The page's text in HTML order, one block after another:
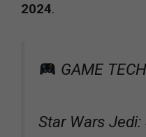
2024.
GAME
Star Wars